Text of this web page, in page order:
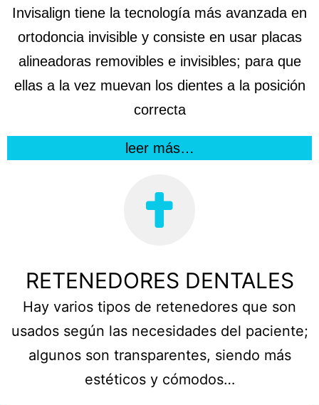
Invisalign tiene la tecnología más avanzada en
ortodoncia invisible y consiste en usar placas
alineadoras removibles e invisibles; para que
ellas a la vez muevan los dientes a la posición
correcta
leer más…
RETENEDORES DENTALES
Hay varios tipos de retenedores que son
usados según las necesidades del paciente;
algunos son transparentes, siendo más
estéticos y cómodos…